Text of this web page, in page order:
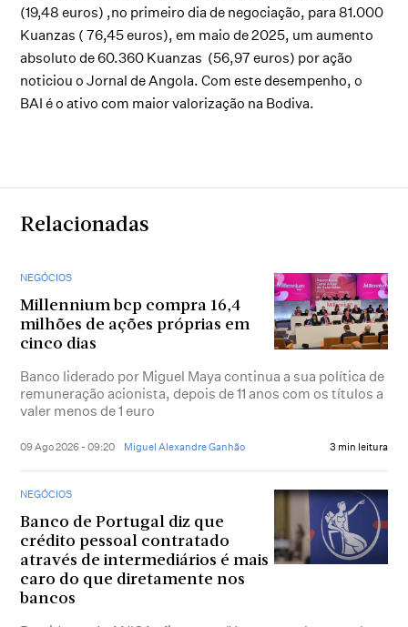
(19,48 euros) ,no primeiro dia de negociação, para 81.000
Kuanzas ( 76,45 euros), em maio de 2025, um aumento
absoluto de 60.360 Kuanzas (56,97 euros) por ação
noticiou o Jornal de Angola. Com este desempenho, o
BAI é o ativo com maior valorização na Bodiva.
Relacionadas
NEGÓCIOS
Millennium bcp compra 16,4
milhões de ações próprias em
cinco dias
Banco liderado por Miguel Maya continua a sua política de
remuneração acionista, depois de 11 anos com os títulos a
valer menos de 1 euro
09 Ago 2026 - 09:20 Miguel Alexandre Ganhão 3 min leitura
NEGÓCIOS
Banco de Portugal diz que
crédito pessoal contratado
através de intermediários é mais
caro do que diretamente nos
bancos